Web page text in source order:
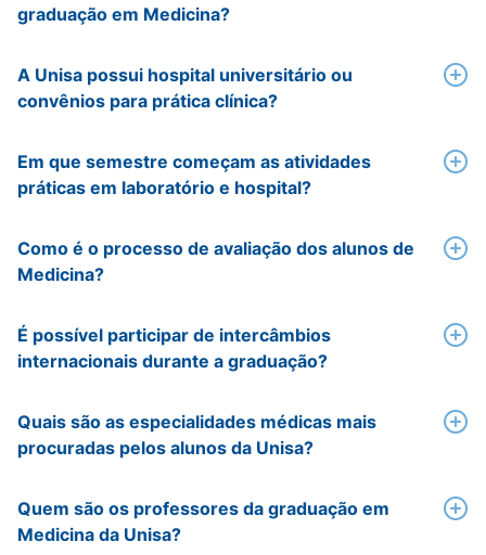
graduação em Medicina?
A Unisa possui hospital universitário ou
convênios para prática clínica?
Em que semestre começam as atividades
práticas em laboratório e hospital?
Como é o processo de avaliação dos alunos de
Medicina?
É possível participar de intercâmbios
internacionais durante a graduação?
Quais são as especialidades médicas mais
procuradas pelos alunos da Unisa?
Quem são os professores da graduação em
Medicina da Unisa?